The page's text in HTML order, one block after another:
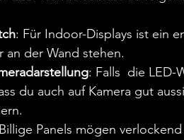
: Für Indoor-Displays ist ein
an der Wand stehen.
: Falls  die LED-
du auch auf Kamera gut
Panels mögen